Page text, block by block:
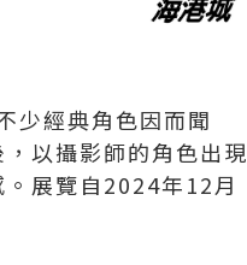
少經典角色因而聞
以攝影師的角色出現
展覽自2024年12月